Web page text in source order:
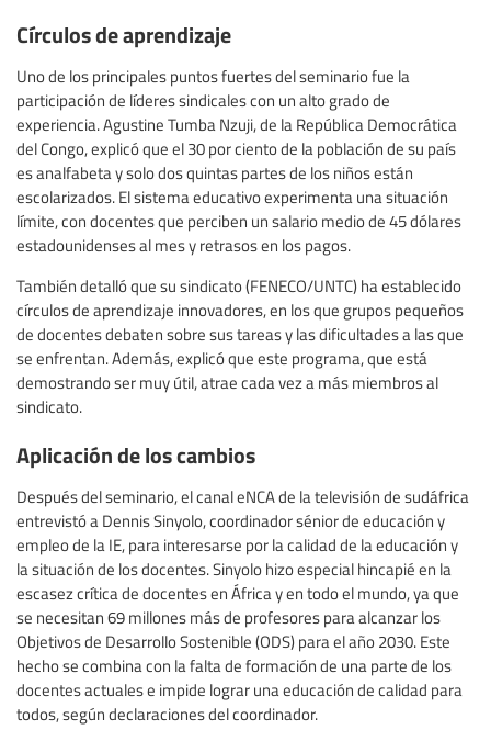
Círculos de aprendizaje
Uno de los principales puntos fuertes del seminario fue la
participación de líderes sindicales con un alto grado de
experiencia. Agustine Tumba Nzuji, de la República Democrática
del Congo, explicó que el 30 por ciento de la población de su país
es analfabeta y solo dos quintas partes de los niños están
escolarizados. El sistema educativo experimenta una situación
límite, con docentes que perciben un salario medio de 45 dólares
estadounidenses al mes y retrasos en los pagos.
También detalló que su sindicato (FENECO/UNTC) ha establecido
círculos de aprendizaje innovadores, en los que grupos pequeños
de docentes debaten sobre sus tareas y las dificultades a las que
se enfrentan. Además, explicó que este programa, que está
demostrando ser muy útil, atrae cada vez a más miembros al
sindicato.
Aplicación de los cambios
Después del seminario, el canal eNCA de la televisión de sudáfrica
entrevistó a Dennis Sinyolo, coordinador sénior de educación y
empleo de la IE, para interesarse por la calidad de la educación y
la situación de los docentes. Sinyolo hizo especial hincapié en la
escasez crítica de docentes en África y en todo el mundo, ya que
se necesitan 69 millones más de profesores para alcanzar los
Objetivos de Desarrollo Sostenible (ODS) para el año 2030. Este
hecho se combina con la falta de formación de una parte de los
docentes actuales e impide lograr una educación de calidad para
todos, según declaraciones del coordinador.